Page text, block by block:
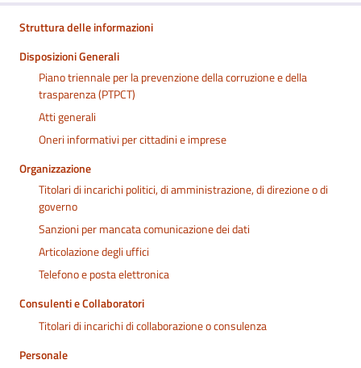
Struttura delle informazioni
Disposizioni Generali
Piano triennale per la prevenzione della corruzione e della
trasparenza (PTPCT)
Atti generali
Oneri informativi per cittadini e imprese
Organizzazione
Titolari di incarichi politici, di amministrazione, di direzione o di
governo
Sanzioni per mancata comunicazione dei dati
Articolazione degli uffici
Telefono e posta elettronica
Consulenti e Collaboratori
Titolari di incarichi di collaborazione o consulenza
Personale